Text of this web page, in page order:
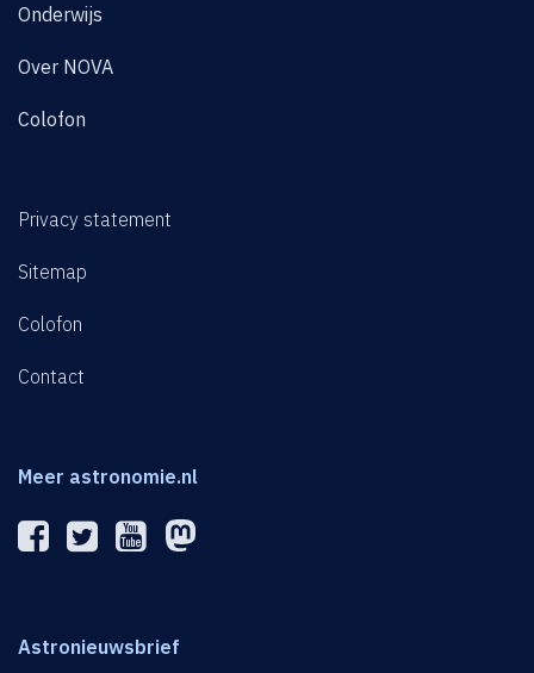
Onderwijs
Over NOVA
Colofon
Privacy statement
Sitemap
Colofon
Contact
Meer astronomie.nl
Astronieuwsbrief